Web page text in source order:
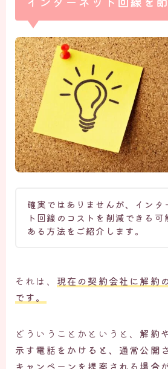
確実ではありませんが、インタ
ト回線のコストを削減できる可
ある方法をご紹介します。
それは、 現在の契約会社に解約
です。
どういうことかというと、 解約
示す電話をかけると、通常公開
キャンペーンを提案される場合